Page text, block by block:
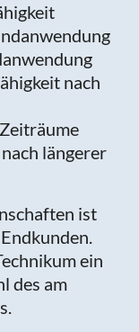
nach
längerer
ist
ein
des am